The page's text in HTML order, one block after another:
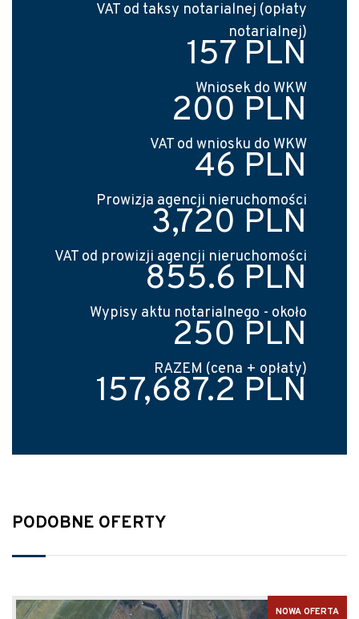
VAT od taksy notarialnej (opłaty
notarialnej)
157 PLN
Wniosek do WKW
200 PLN
VAT od wniosku do WKW
46 PLN
Prowizja agencji nieruchomości
3,720 PLN
VAT od prowizji agencji nieruchomości
855.6 PLN
Wypisy aktu notarialnego - około
250 PLN
RAZEM (cena + opłaty)
157,687.2 PLN
PODOBNE OFERTY
NOWA OFERTA